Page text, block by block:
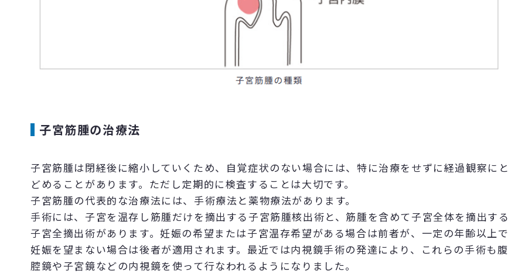
子宮筋腫の治療法
子宮筋腫は閉経後に縮小していくため、自覚症状のない場合には、特に治療をせずに経過観察にと
どめることがあります。ただし定期的に検査することは大切です。
子宮筋腫の代表的な治療法には、手術療法と薬物療法があります。
手術には、子宮を温存し筋腫だけを摘出する子宮筋腫核出術と、筋腫を含めて子宮全体を摘出する
子宮全摘出術があります。妊娠の希望または子宮温存希望がある場合は前者が、一定の年齢以上で
妊娠を望まない場合は後者が適用されます。最近では内視鏡手術の発達により、これらの手術も腹
腔鏡や子宮鏡などの内視鏡を使って行なわれるようになりました。